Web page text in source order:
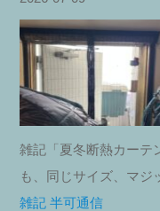
雑記「夏冬断熱カーテ
も、同じサイズ、マジ
雑記 半可通信